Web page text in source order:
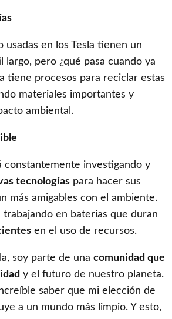
usadas en los Tesla tienen un
largo, pero ¿qué pasa cuando ya
tiene procesos para reciclar estas
materiales importantes y
ambiental.
constantemente investigando y
tecnologías para hacer sus
más amigables con el ambiente.
trabajando en baterías que duran
en el uso de recursos.
soy parte de una comunidad que
y el futuro de nuestro planeta.
saber que mi elección de
a un mundo más limpio. Y esto,